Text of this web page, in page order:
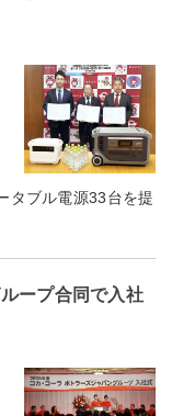
タブル電源33台を提
ープ合同で入社